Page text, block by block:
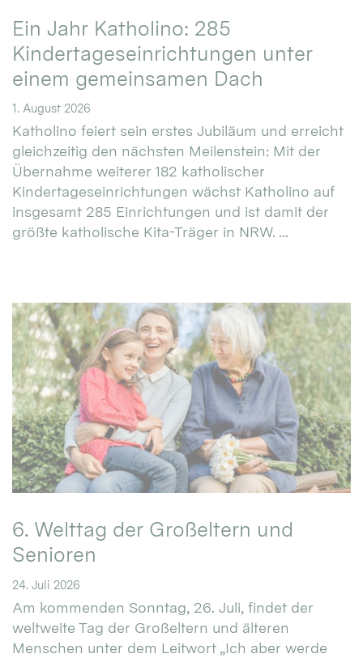
Ein Jahr Katholino: 285
Kindertageseinrichtungen unter
einem gemeinsamen Dach
1. August 2026
Katholino feiert sein erstes Jubiläum und erreicht
gleichzeitig den nächsten Meilenstein: Mit der
Übernahme weiterer 182 katholischer
Kindertageseinrichtungen wächst Katholino auf
insgesamt 285 Einrichtungen und ist damit der
größte katholische Kita-Träger in NRW. ...
6. Welttag der Großeltern und
Senioren
24. Juli 2026
Am kommenden Sonntag, 26. Juli, findet der
weltweite Tag der Großeltern und älteren
Menschen unter dem Leitwort „Ich aber werde